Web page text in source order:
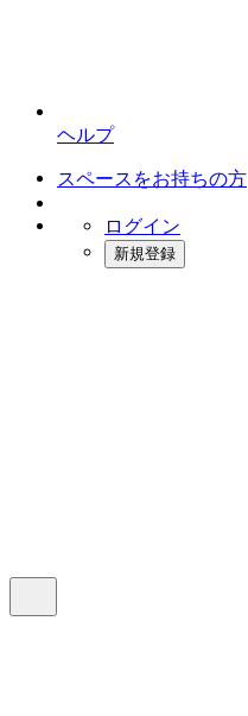
ヘルプ
スペースをお持ちの方
ログイン
新規登録